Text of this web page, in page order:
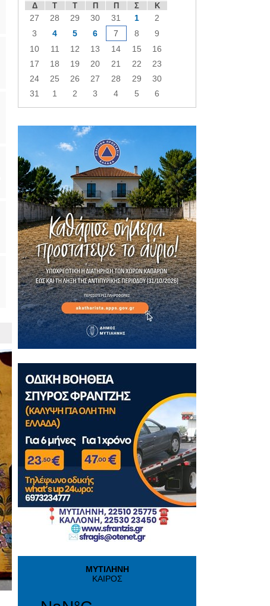
Δ Τ Τ Π Π Σ Κ
27 28 29 30 31 1
2
3
4 5 6 7 8
9
10
11 12 13 14 15
16
17
18 19 20 21 22
23
24
25 26 27 28 29
30
31
1 2 3 4 5 6